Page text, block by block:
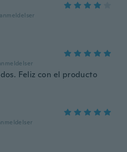
anmeldelser
Feliz con el producto